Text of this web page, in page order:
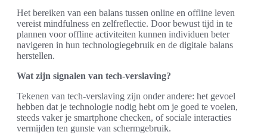
Het bereiken van een balans tussen online en offline leven
vereist mindfulness en zelfreflectie. Door bewust tijd in te
plannen voor offline activiteiten kunnen individuen beter
navigeren in hun technologiegebruik en de digitale balans
herstellen.
Wat zijn signalen van tech-verslaving?
Tekenen van tech-verslaving zijn onder andere: het gevoel
hebben dat je technologie nodig hebt om je goed te voelen,
steeds vaker je smartphone checken, of sociale interacties
vermijden ten gunste van schermgebruik.